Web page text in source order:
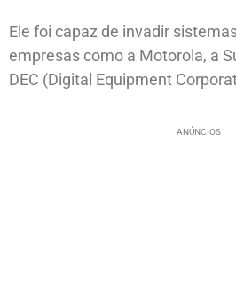
Ele foi capaz de invadir
empresas como a Motorola, a
DEC (Digital Equipment
ANÚNCIOS